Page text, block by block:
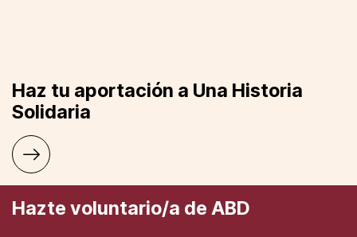
Haz tu aportación a Una Historia
Solidaria
Hazte voluntario/a de ABD